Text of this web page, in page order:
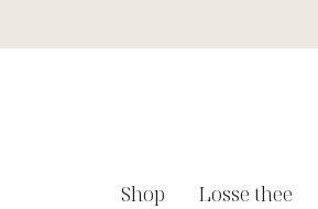
Shop Losse thee